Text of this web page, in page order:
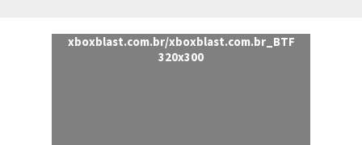
xboxblast.com.br/xboxblast.com.br_BTF
320x300